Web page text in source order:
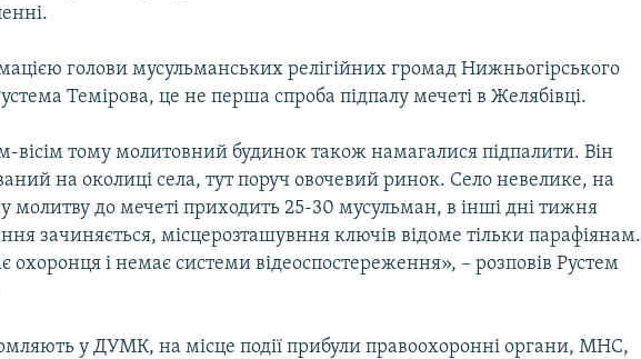
голови мусульманських релігійних громад Нижньогірського
Темірова, це не перша спроба підпалу мечеті в Желябівці.
вісім тому молитовний будинок також намагалися підпалити. Він
на околиці села, тут поруч овочевий ринок. Село невелике, на
молитву до мечеті приходить 25-30 мусульман, в інші дні тижня
зачиняється, місцерозташувння ключів відоме тільки парафіянам.
охоронця і немає системи відеоспостереження», – розповів Рустем
у ДУМК, на місце події прибули правоохоронні органи, МНС,